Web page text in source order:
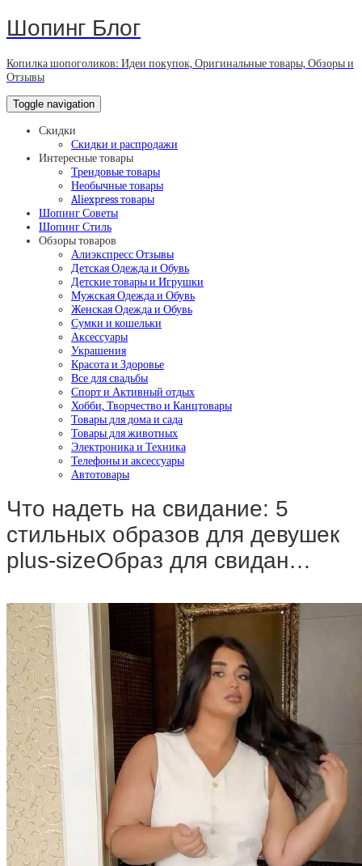
Шопинг Блог
Копилка шопоголиков: Идеи покупок, Оригинальные товары, Обзоры и
Отзывы
Toggle navigation
Скидки
Скидки и распродажи
Интересные товары
Трендовые товары
Необычные товары
Aliexpress товары
Шопинг Советы
Шопинг Стиль
Обзоры товаров
Алиэкспресс Отзывы
Детская Одежда и Обувь
Детские товары и Игрушки
Мужская Одежда и Обувь
Женская Одежда и Обувь
Сумки и кошельки
Аксессуары
Украшения
Красота и Здоровье
Все для свадьбы
Спорт и Активный отдых
Хобби, Творчество и Канцтовары
Товары для дома и сада
Товары для животных
Электроника и Техника
Телефоны и аксессуары
Автотовары
Что надеть на свидание: 5
стильных образов для девушек
plus-sizeОбраз для свидан…